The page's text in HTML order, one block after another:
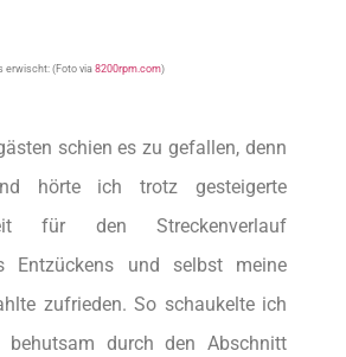
erwischt: (Foto via 8200rpm.com)
schien es zu gefallen, denn
hörte ich trotz gesteigerte
für den Streckenverlauf
Entzückens und selbst meine
zufrieden. So schaukelte ich
behutsam durch den Abschnitt